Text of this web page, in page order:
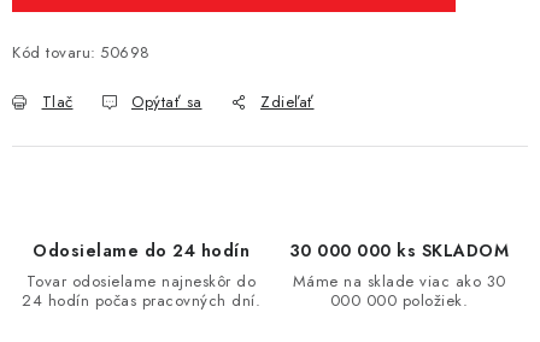
Kód tovaru: 50698
Tlač Opýtať sa Zdieľať
Odosielame do 24 hodín
Tovar odosielame najneskôr do
24 hodín počas pracovných dní.
30 000 000 ks SKLADOM
Máme na sklade viac ako 30
000 000 položiek.